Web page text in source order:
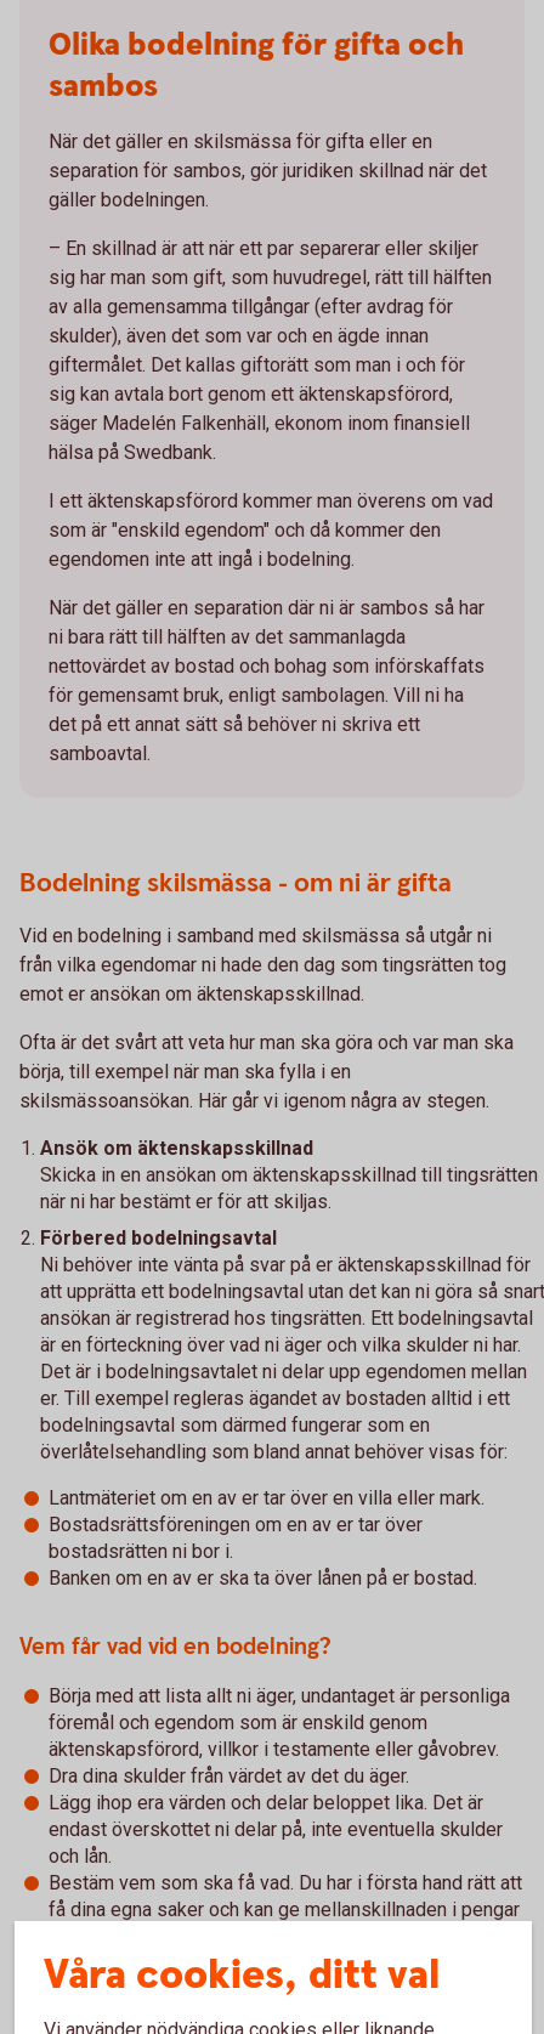
Olika bodelning för gifta och
sambos
När det gäller en skilsmässa för gifta eller en
separation för sambos, gör juridiken skillnad när det
gäller bodelningen.
– En skillnad är att när ett par separerar eller skiljer
sig har man som gift, som huvudregel, rätt till hälften
av alla gemensamma tillgångar (efter avdrag för
skulder), även det som var och en ägde innan
giftermålet. Det kallas giftorätt som man i och för
sig kan avtala bort genom ett äktenskapsförord,
säger Madelén Falkenhäll, ekonom inom finansiell
hälsa på Swedbank.
I ett äktenskapsförord kommer man överens om vad
som är "enskild egendom" och då kommer den
egendomen inte att ingå i bodelning.
När det gäller en separation där ni är sambos så har
ni bara rätt till hälften av det sammanlagda
nettovärdet av bostad och bohag som införskaffats
för gemensamt bruk, enligt sambolagen. Vill ni ha
det på ett annat sätt så behöver ni skriva ett
samboavtal.
Bodelning skilsmässa - om ni är gifta
Vid en bodelning i samband med skilsmässa så utgår ni
från vilka egendomar ni hade den dag som tingsrätten tog
emot er ansökan om äktenskapsskillnad.
Ofta är det svårt att veta hur man ska göra och var man ska
börja, till exempel när man ska fylla i en
skilsmässoansökan. Här går vi igenom några av stegen.
Ansök om äktenskapsskillnad
Skicka in en ansökan om äktenskapsskillnad till tingsrätten
när ni har bestämt er för att skiljas.
Förbered bodelningsavtal
Ni behöver inte vänta på svar på er äktenskapsskillnad för
att upprätta ett bodelningsavtal utan det kan ni göra så snart
ansökan är registrerad hos tingsrätten. Ett bodelningsavtal
är en förteckning över vad ni äger och vilka skulder ni har.
Det är i bodelningsavtalet ni delar upp egendomen mellan
er. Till exempel regleras ägandet av bostaden alltid i ett
bodelningsavtal som därmed fungerar som en
överlåtelsehandling som bland annat behöver visas för:
Lantmäteriet om en av er tar över en villa eller mark.
Bostadsrättsföreningen om en av er tar över
bostadsrätten ni bor i.
Banken om en av er ska ta över lånen på er bostad.
Vem får vad vid en bodelning?
Börja med att lista allt ni äger, undantaget är personliga
föremål och egendom som är enskild genom
äktenskapsförord, villkor i testamente eller gåvobrev.
Dra dina skulder från värdet av det du äger.
Lägg ihop era värden och delar beloppet lika. Det är
endast överskottet ni delar på, inte eventuella skulder
och lån.
Bestäm vem som ska få vad. Du har i första hand rätt att
få dina egna saker och kan ge mellanskillnaden i pengar
ofta även överta de bolån som finns. Det är viktigt att
banken godkänt att du tar över lånen innan
bodelningsavtalet skrivs på.
Våra cookies, ditt val
Vi använder nödvändiga cookies eller liknande